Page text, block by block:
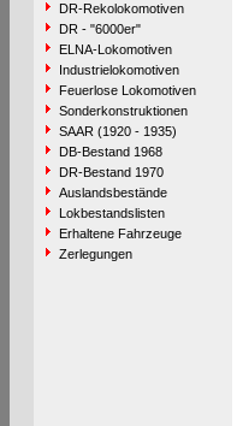
DR-Rekolokomotiven
DR - "6000er"
ELNA-Lokomotiven
Industrielokomotiven
Feuerlose Lokomotiven
Sonderkonstruktionen
SAAR (1920 - 1935)
DB-Bestand 1968
DR-Bestand 1970
Auslandsbestände
Lokbestandslisten
Erhaltene Fahrzeuge
Zerlegungen